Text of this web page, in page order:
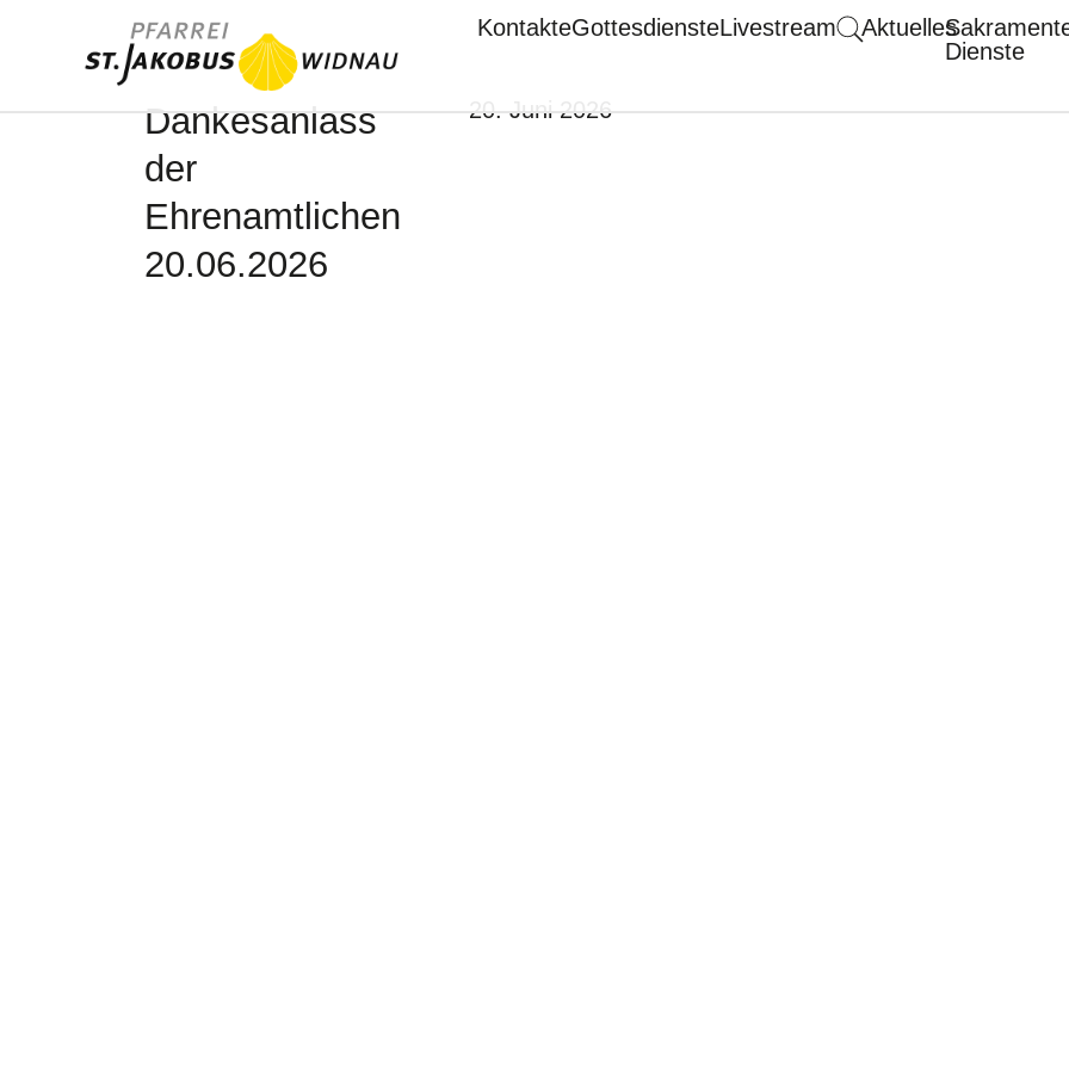
KontakteGottesdiensteLivestream Aktuelles
Dienste
Dankesanlass
der
Ehrenamtlichen
20.06.2026
20. Juni 2026